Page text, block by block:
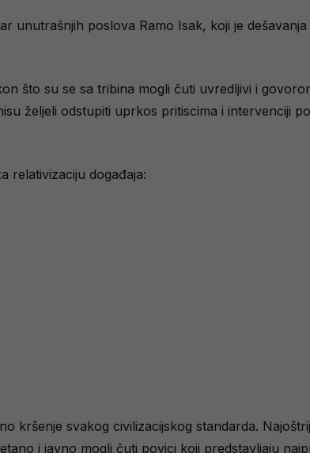
unutrašnjih poslova Ramo Isak, koji je
što su se sa tribina mogli čuti uvredljivi i
željeli odstupiti uprkos pritiscima i intervenciji
relativizaciju događaja:
kršenje svakog civilizacijskog standarda.
i javno mogli čuti povici koji predstavljaju